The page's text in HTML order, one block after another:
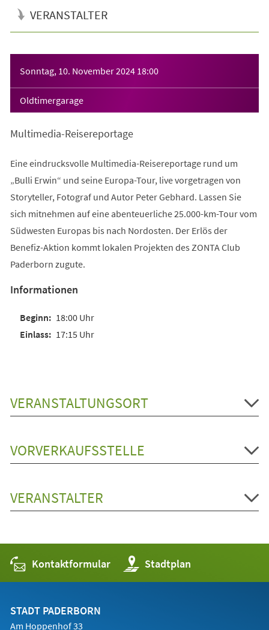
VERANSTALTER
Sonntag, 10. November 2024 18:00
Oldtimergarage
Multimedia-Reisereportage
Eine eindrucksvolle Multimedia-Reisereportage rund um
„Bulli Erwin“ und seine Europa-Tour, live vorgetragen von
Storyteller, Fotograf und Autor Peter Gebhard. Lassen Sie
sich mitnehmen auf eine abenteuerliche 25.000-km-Tour vom
Südwesten Europas bis nach Nordosten. Der Erlös der
Benefiz-Aktion kommt lokalen Projekten des ZONTA Club
Paderborn zugute.
Informationen
18:00 Uhr
17:15 Uhr
VERANSTALTUNGSORT
VORVERKAUFSSTELLE
VERANSTALTER
Kontaktformular Stadtplan
(Öffnet
in
einem
STADT PADERBORN
Am Hoppenhof 33